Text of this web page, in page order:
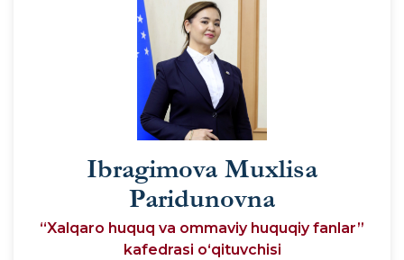
Ibragimova Muxlisa
Paridunovna
“Xalqaro huquq va ommaviy huquqiy fanlar”
kafedrasi oʻqituvchisi